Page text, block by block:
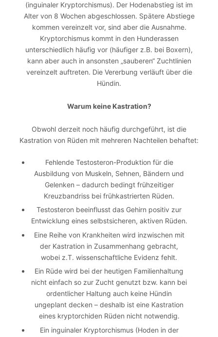
(inguinaler Kryptorchismus). Der Hodenabstieg ist im
Alter von 8 Wochen abgeschlossen. Spätere Abstiege
kommen vereinzelt vor, sind aber die Ausnahme.
Kryptorchismus kommt in den Hunderassen
unterschiedlich häufig vor (häufiger z.B. bei Boxern),
kann aber auch in ansonsten „sauberen“ Zuchtlinien
vereinzelt auftreten. Die Vererbung verläuft über die
Hündin.
Warum keine Kastration?
Obwohl derzeit noch häufig durchgeführt, ist die
Kastration von Rüden mit mehreren Nachteilen behaftet:
Fehlende Testosteron-Produktion für die
Ausbildung von Muskeln, Sehnen, Bändern und
Gelenken – dadurch bedingt frühzeitiger
Kreuzbandriss bei frühkastrierten Rüden.
Testosteron beeinflusst das Gehirn positiv zur
Entwicklung eines selbstsicheren, aktiven Rüden.
Eine Reihe von Krankheiten wird inzwischen mit
der Kastration in Zusammenhang gebracht,
wobei z.T. wissenschaftliche Evidenz fehlt.
Ein Rüde wird bei der heutigen Familienhaltung
nicht einfach so zur Zucht genutzt bzw. kann bei
ordentlicher Haltung auch keine Hündin
ungeplant decken – deshalb ist eine Kastration
eines kryptorchiden Rüden nicht notwendig.
Ein inguinaler Kryptorchismus (Hoden in der